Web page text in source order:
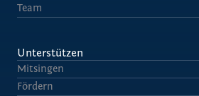
Team
Unterstützen
Mitsingen
Fördern